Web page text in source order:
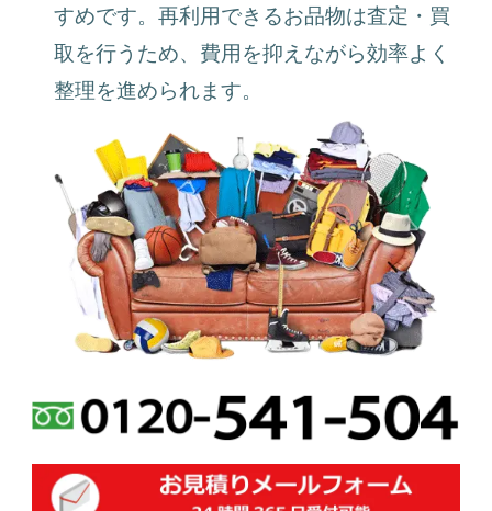
すめです。再利用できるお品物は査定・買
取を行うため、費用を抑えながら効率よく
整理を進められます。